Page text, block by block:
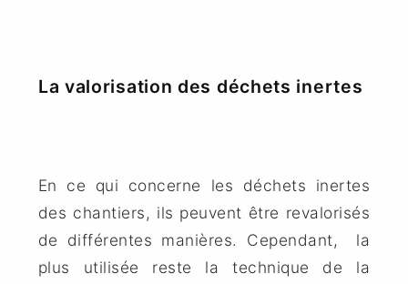
La valorisation des déchets inertes
En ce qui concerne les déchets inertes
des chantiers, ils peuvent être revalorisés
de différentes manières. Cependant, la
plus utilisée reste la technique de la